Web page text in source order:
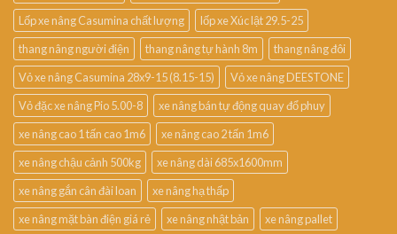
Lốp xe nâng Casumina chất lượng
lốp xe Xúc lật 29.5-25
thang nâng người điện
thang nâng tự hành 8m
thang nâng đôi
Vỏ xe nâng Casumina 28x9-15 (8.15-15)
Vỏ xe nâng DEESTONE
Vỏ đặc xe nâng Pio 5.00-8
xe nâng bán tự động quay đổ phuy
xe nâng cao 1 tấn cao 1m6
xe nâng cao 2 tấn 1m6
xe nâng chậu cảnh 500kg
xe nâng dài 685x1600mm
xe nâng gắn cân đài loan
xe nâng hạ thấp
xe nâng mặt bàn điện giá rẻ
xe nâng nhật bản
xe nâng pallet